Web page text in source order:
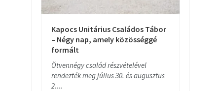
Kapocs Unitárius Családos Tábor
– Négy nap, amely közösséggé
formált
Ötvennégy család részvételével
rendezték meg július 30. és augusztus
2....